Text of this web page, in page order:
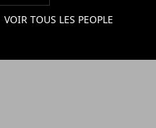
VOIR TOUS LES PEOPLE